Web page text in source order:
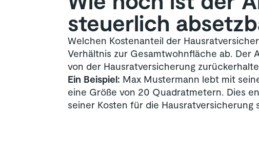
steuerlich
Welchen Kostenanteil der
Verhältnis zur Gesamtwohnfläche ab. Der
von der Hausratversicherung
Ein Beispiel: Max Mustermann lebt mit
eine Größe von 20 Quadratmetern. Dies
seiner Kosten für die Hausratversicherung